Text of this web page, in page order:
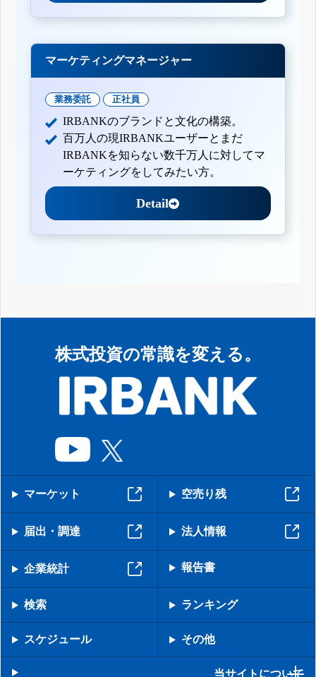
マーケティングマネージャー
業務委託 正社員
IRBANKのブランドと文化の構築。
百万人の現IRBANKユーザーとまだ
IRBANKを知らない数千万人に対してマ
ーケティングをしてみたい方。
Detail
株式投資の常識を変える。
マーケット 空売り残
届出・調達 法人情報
企業統計 報告書
検索 ランキング
スケジュール その他
当サイトについて